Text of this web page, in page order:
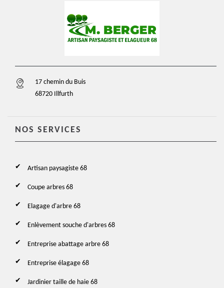
17 chemin du Buis
68720 Illfurth
NOS SERVICES
Artisan paysagiste 68
Coupe arbres 68
Elagage d'arbre 68
Enlèvement souche d'arbres 68
Entreprise abattage arbre 68
Entreprise élagage 68
Jardinier taille de haie 68